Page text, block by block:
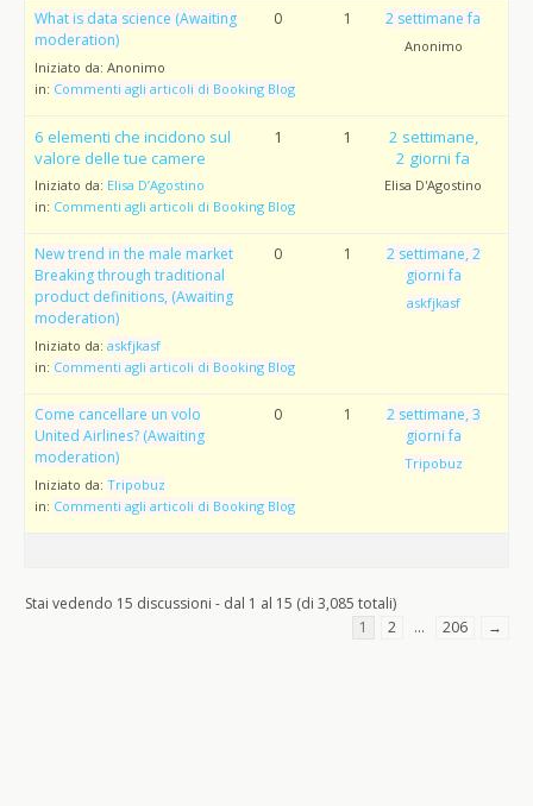
What is data science (Awaiting
moderation)
Iniziato da: Anonimo
in: Commenti agli articoli di Booking Blog
0 1 2 settimane fa
Anonimo
6 elementi che incidono sul
valore delle tue camere
Iniziato da: Elisa D’Agostino
in: Commenti agli articoli di Booking Blog
1 1
2 settimane,
2 giorni fa
Elisa D'Agostino
New trend in the male market
Breaking through traditional
product definitions, (Awaiting
moderation)
Iniziato da: askfjkasf
in: Commenti agli articoli di Booking Blog
0 1
2 settimane, 2
giorni fa
askfjkasf
Come cancellare un volo
United Airlines? (Awaiting
moderation)
Iniziato da: Tripobuz
in: Commenti agli articoli di Booking Blog
0 1
2 settimane, 3
giorni fa
Tripobuz
Stai vedendo 15 discussioni - dal 1 al 15 (di 3,085 totali)
1
2 … 206 →